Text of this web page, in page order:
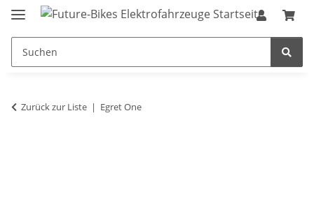
Zurück zur Liste Egret One